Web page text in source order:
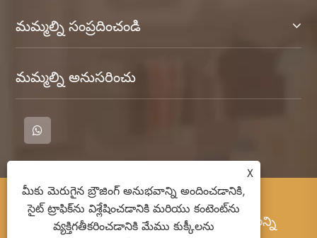
మమ్మల్ని సంప్రదించండి
మమ్మల్ని అనుసరించు
కాపీరైట్ © 2023 కాన్గ్నాన్ కౌంటీ కిమెంగ్ క్లోతింగ్ కో.,
లిమిటెడ్ - టీ -షర్టు, పోలో షర్టులు, చెమట చొక్కా - అన్ని
X
మీకు మెరుగైన బ్రౌజింగ్ అనుభవాన్ని అందించడానికి,
సైట్ ట్రాఫిక్‌ను విశ్లేషించడానికి మరియు కంటెంట్‌ను
వ్యక్తిగతీకరించడానికి మేము కుక్కీలను